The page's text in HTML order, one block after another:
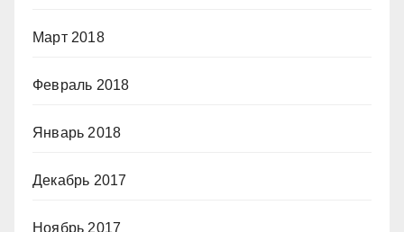
Март 2018
Февраль 2018
Январь 2018
Декабрь 2017
Ноябрь 2017